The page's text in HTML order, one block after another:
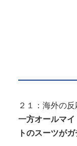
２１：海外の反
一方オールマ
トのスーツが